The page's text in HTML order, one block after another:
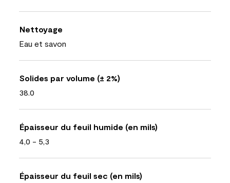
Nettoyage
Eau et savon
Solides par volume (± 2%)
38.0
Épaisseur du feuil humide (en mils)
4,0 - 5,3
Épaisseur du feuil sec (en mils)